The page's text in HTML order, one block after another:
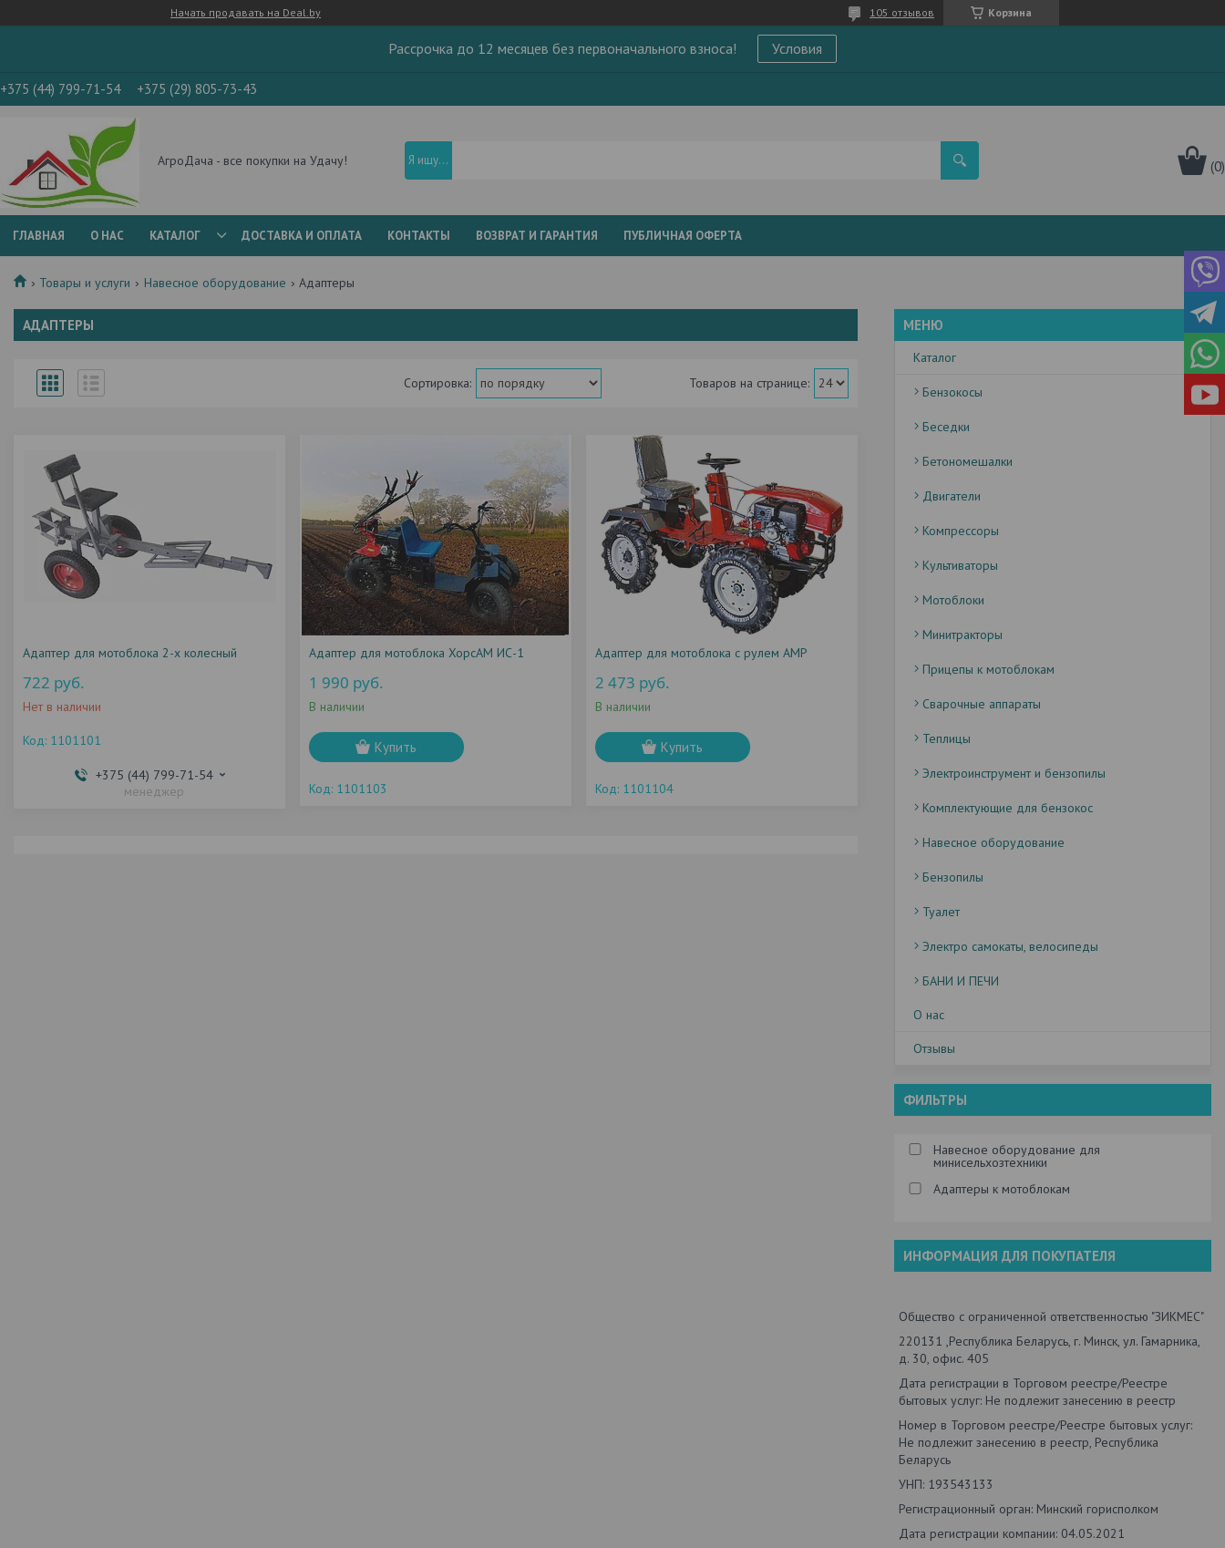
Начать продавать на Deal.by Корзина
105 отзывов
Рассрочка до 12 месяцев без первоначального взноса! Условия
+375 (44) 799-71-54 +375 (29) 805-73-43
АгроДача - все покупки на Удачу!
ГЛАВНАЯ О НАС КАТАЛОГ ДОСТАВКА И ОПЛАТА КОНТАКТЫ ВОЗВРАТ И ГАРАНТИЯ ПУБЛИЧНАЯ ОФЕРТА
Товары и услуги Навесное оборудование Адаптеры
АДАПТЕРЫ
Адаптер для мотоблока 2-х колесный
722 руб.
Нет в наличии
1101101
+375 (44) 799-71-54
менеджер
Адаптер для мотоблока ХорсАМ ИС-1
1 990 руб.
В наличии
Купить
1101103
Адаптер для мотоблока с рулем АМР
2 473 руб.
В наличии
Купить
1101104
Каталог
Бензокосы
Беседки
Бетономешалки
Двигатели
Компрессоры
Культиваторы
Мотоблоки
Минитракторы
Прицепы к мотоблокам
Сварочные аппараты
Теплицы
Электроинструмент и бензопилы
Комплектующие для бензокос
Навесное оборудование
Бензопилы
Туалет
Электро самокаты, велосипеды
БАНИ И ПЕЧИ
О нас
Отзывы
ФИЛЬТРЫ
Навесное оборудование для
минисельхозтехники
Адаптеры к мотоблокам
ИНФОРМАЦИЯ ДЛЯ ПОКУПАТЕЛЯ
Общество с ограниченной ответственностью "ЗИКМЕС"
220131 ,Республика Беларусь, г. Минск, ул. Гамарника,
д. 30, офис. 405
Дата регистрации в Торговом реестре/Реестре
бытовых услуг: Не подлежит занесению в реестр
Номер в Торговом реестре/Реестре бытовых услуг:
Не подлежит занесению в реестр, Республика
Беларусь
УНП: 193543133
Регистрационный орган: Минский горисполком
Дата регистрации компании: 04.05.2021